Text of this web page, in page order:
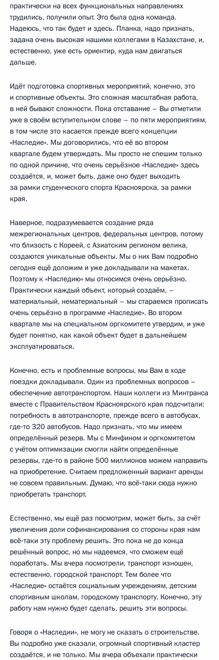
практически на всех функциональных направлениях
трудились, получили опыт. Это была одна команда.
Надеюсь, что так будет и здесь. Планка, надо признать,
задана очень высокая нашими коллегами в Казахстане, и,
естественно, уже есть ориентир, куда нам двигаться
дальше.
Идёт подготовка спортивных мероприятий, конечно, это
и спортивные объекты. Это сложная масштабная работа,
в ней бывают сложности. Пока отставание – Вы отметили
уже в своём вступительном слове – по пяти мероприятиям,
в том числе это касается прежде всего концепции
«Наследие». Мы договорились, что её во втором
квартале будем утверждать. Мы просто не спешим только
по одной причине, что очень серьёзное «Наследие» здесь
создаётся, и, может быть, даже оно будет выходить
за рамки студенческого спорта Красноярска, за рамки
края.
Наверное, подразумевается создание ряда
межрегиональных центров, федеральных центров, потому
что близость с Кореей, с Азиатским регионом велика,
создаются уникальные объекты. Мы о них Вам подробно
сегодня ещё доложим и уже докладывали на макетах.
Поэтому к «Наследию» мы относимся очень серьёзно.
Практически каждый объект, который создаём, –
материальный, нематериальный – мы стараемся прописать
очень серьёзно в программе «Наследие». Во втором
квартале мы на специальном оргкомитете утвердим, и уже
будет понятно, как какой объект будет в дальнейшем
эксплуатироваться.
Конечно, есть и проблемные вопросы, мы Вам в ходе
поездки докладывали. Один из проблемных вопросов –
обеспечение автотранспортом. Наши коллеги из Минтранса
вместе с Правительством Красноярского края подсчитали:
потребность в автотранспорте, прежде всего в автобусах,
где‑то 320 автобусов. Надо признать, что мы имеем
определённый резерв. Мы с Минфином и оргкомитетом
с учётом оптимизации смогли найти определённые
резервы, где‑то в районе 500 миллионов можем направить
на приобретение. Считаем предложенный вариант аренды
не совсем правильным. Думаю, что всё‑таки сюда нужно
приобретать транспорт.
Естественно, мы ещё раз посмотрим, может быть, за счёт
увеличения доли софинансирования со стороны края нам
всё‑таки эту проблему решить. Это пока не до конца
решённый вопрос, но мы надеемся, что сможем ещё
поработать. Мы вчера посмотрели, транспорт изношен,
естественно, городской транспорт. Тем более что
«Наследие» остаётся социальным учреждениям, детским
спортивным школам, городскому транспорту. Конечно, эту
работу нам нужно будет сделать, решить эти вопросы.
Говоря о «Наследии», не могу не сказать о строительстве.
Вы подробно уже сказали, огромный спортивный кластер
создаётся, и не только. Мы вчера объехали практически